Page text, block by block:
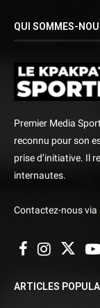
QUI SOMMES-
Premier Media
reconnu pour son
prise d’initiative. Il
internautes.
Contactez-nous via
ARTICLES